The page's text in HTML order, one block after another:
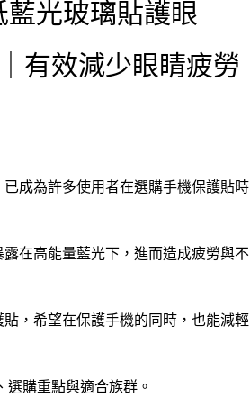
藍光玻璃貼護眼
有效減少眼睛疲勞
成為許多使用者在選購手機保護貼時
在高能量藍光下，進而造成疲勞與不
，希望在保護手機的同時，也能減輕
購重點與適合族群。